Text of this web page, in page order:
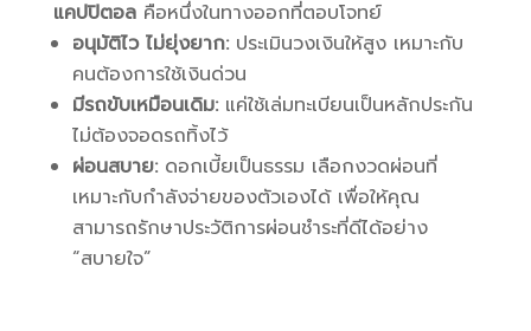
แคปปิตอลคือหนึ่งในทางออกที่ตอบโจทย์
อนุมัติไว ไม่ยุ่งยาก:ประเมินวงเงินให้สูง เหมาะกับ
คนต้องการใช้เงินด่วน
มีรถขับเหมือนเดิม:แค่ใช้เล่มทะเบียนเป็นหลักประกัน
ไม่ต้องจอดรถทิ้งไว้
ผ่อนสบาย:ดอกเบี้ยเป็นธรรม เลือกงวดผ่อนที่
เหมาะกับกำลังจ่ายของตัวเองได้ เพื่อให้คุณ
สามารถรักษาประวัติการผ่อนชำระที่ดีได้อย่าง
“สบายใจ”